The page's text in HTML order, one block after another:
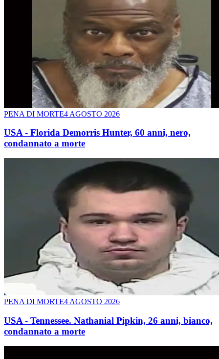
PENA DI MORTE4 AGOSTO 2026
USA - Florida Demorris Hunter, 60 anni, nero,
condannato a morte
PENA DI MORTE4 AGOSTO 2026
USA - Tennessee. Nathanial Pipkin, 26 anni, bianco,
condannato a morte